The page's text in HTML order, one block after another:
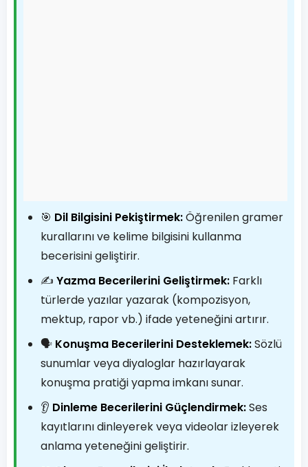
🎯 Dil Bilgisini Pekiştirmek:Öğrenilen gramer
kurallarını ve kelime bilgisini kullanma
becerisini geliştirir.
✍️ Yazma Becerilerini Geliştirmek: Farklı
türlerde yazılar yazarak (kompozisyon,
mektup, rapor vb.) ifade yeteneğini artırır.
🗣️ Konuşma Becerilerini Desteklemek:Sözlü
sunumlar veya diyaloglar hazırlayarak
konuşma pratiği yapma imkanı sunar.
👂 Dinleme Becerilerini Güçlendirmek:Ses
kayıtlarını dinleyerek veya videolar izleyerek
anlama yeteneğini geliştirir.